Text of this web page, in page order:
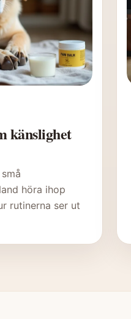
känslighet
höra ihop
rutinerna ser ut